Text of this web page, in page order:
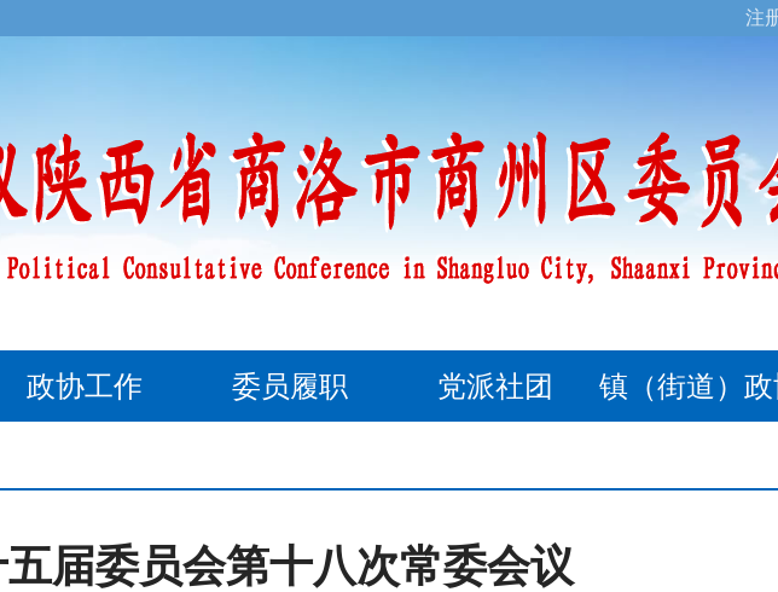
注
政协工作 委员履职 党派社团 镇（街道）
届委员会第十八次常委会议